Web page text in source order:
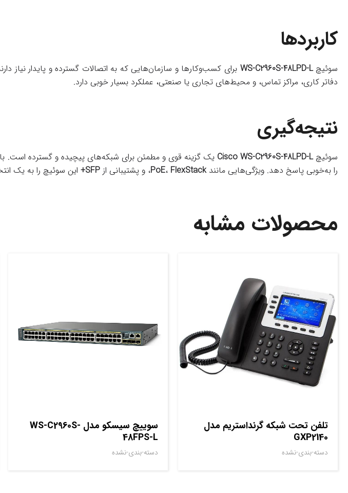
کاربردها
سوئیچWS-C2960S-48LPD-L برای کسب‌وکارها و سازمان‌هایی که به اتصالات گسترده و پایدار نیاز
دفاتر کاری، مراکز تماس، و محیط‌های تجاری یا صنعتی، عملکرد بسیار خوبی دارد.
نتیجه‌گیری
سوئیچCisco WS-C2960S-48LPD-L یک گزینه قوی و مطمئن برای شبکه‌های پیچیده و گسترده است.
را به‌خوبی پاسخ دهد. ویژگی‌هایی مانند
PoE، FlexStack ، و پشتیبانی از SFP+ این سوئیچ را به یک
محصولات مشابه
تلفن تحت شبکه گرنداستریم مدل
GXP2140
دسته-بندی-نشده
سوييچ سيسکو مدل WS-C2960S-
48FPS-L
دسته-بندی-نشده